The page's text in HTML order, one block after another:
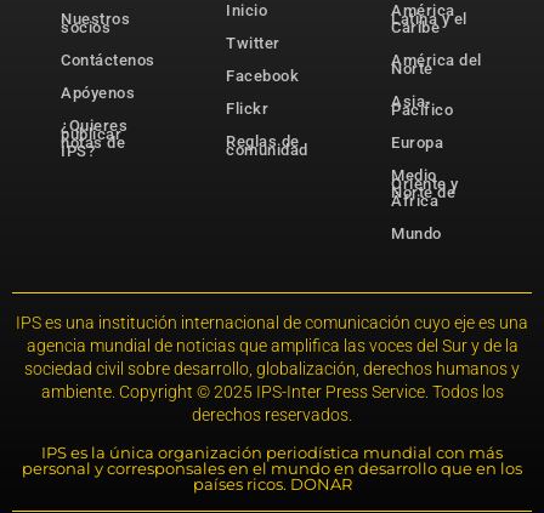
Nuestros
socios
Contáctenos
Apóyenos
¿Quieres
publicar
notas de
IPS?
Inicio
Twitter
Facebook
Flickr
Reglas de
comunidad
América
Latina y el
Caribe
América del
Norte
Asia-
Pacífico
Europa
Medio
Oriente y
Norte de
África
Mundo
IPS es una institución internacional de comunicación cuyo eje es una
agencia mundial de noticias que amplifica las voces del Sur y de la
sociedad civil sobre desarrollo, globalización, derechos humanos y
ambiente. Copyright © 2025 IPS-Inter Press Service. Todos los
derechos reservados.
IPS es la única organización periodística mundial con más
personal y corresponsales en el mundo en desarrollo que en los
países ricos. DONAR